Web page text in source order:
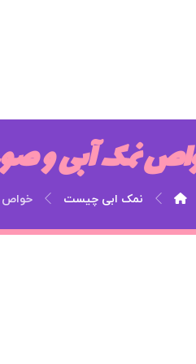
نمک آبی و
نمک ابی چیست خواص